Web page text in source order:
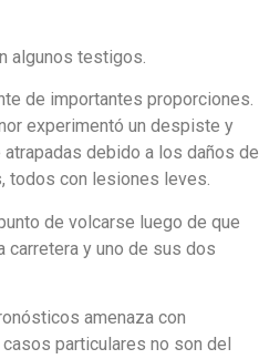
algunos testigos.
de importantes proporciones.
experimentó un despiste y
debido a los daños de
todos con lesiones leves.
de volcarse luego de que
carretera y uno de sus dos
amenaza con
particulares no son del